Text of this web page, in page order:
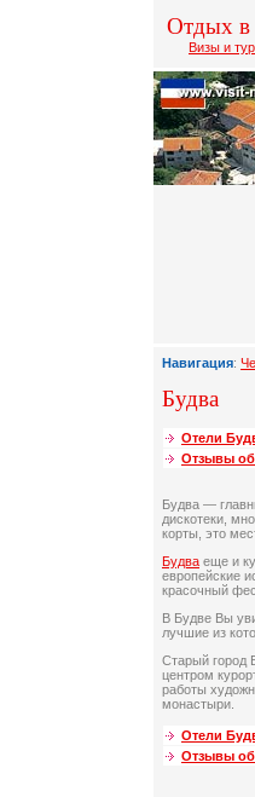
Отдых в
Визы и
Навигация:
Будва
Отели
Отзывы
Будва —
дискотеки,
корты, это
Будва еще и
европейские
красочный
В Будве Вы
лучшие из
Старый город
центром
работы
монастыри.
Отели
Отзывы